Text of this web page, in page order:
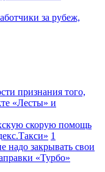
за рубеж,
признания того,
«Лесты» и
скорую помощь
1
надо закрывать свои
«Турбо»